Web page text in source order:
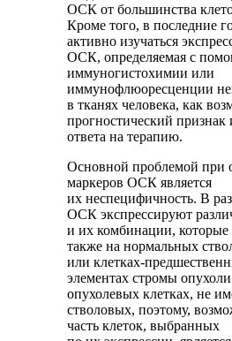
ОСК от большинства
Кроме того, в последние
активно изучаться
ОСК, определяемая с
иммуногистохимии или
иммунофлюоресценции
в тканях человека, как
прогностический признак
ответа на терапию.
Основной проблемой при
маркеров ОСК является
их неспецифичность. В
ОСК экспрессируют
и их комбинации, которые
также на нормальных
или клетках-
элементах стромы
опухолевых клетках, не
стволовых, поэтому,
часть клеток, выбранных